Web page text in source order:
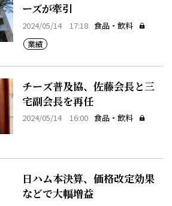
ーズが牽引
2024/05/14 17:18 食品・飲料
業績
チーズ普及協、佐藤会長と三
宅副会長を再任
2024/05/14 16:00 食品・飲料
日ハム本決算、価格改定効果
などで大幅増益